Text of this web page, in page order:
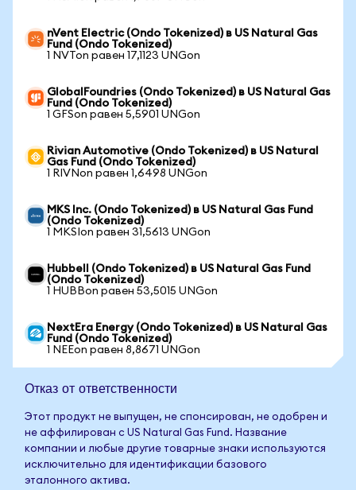
nVent Electric (Ondo Tokenized) в US Natural Gas
Fund (Ondo Tokenized)
1 NVTon равен 17,1123 UNGon
GlobalFoundries (Ondo Tokenized) в US Natural Gas
Fund (Ondo Tokenized)
1 GFSon равен 5,5901 UNGon
Rivian Automotive (Ondo Tokenized) в US Natural
Gas Fund (Ondo Tokenized)
1 RIVNon равен 1,6498 UNGon
MKS Inc. (Ondo Tokenized) в US Natural Gas Fund
(Ondo Tokenized)
1 MKSIon равен 31,5613 UNGon
Hubbell (Ondo Tokenized) в US Natural Gas Fund
(Ondo Tokenized)
1 HUBBon равен 53,5015 UNGon
NextEra Energy (Ondo Tokenized) в US Natural Gas
Fund (Ondo Tokenized)
1 NEEon равен 8,8671 UNGon
Отказ от ответственности
Этот продукт не выпущен, не спонсирован, не одобрен и
не аффилирован с US Natural Gas Fund. Название
компании и любые другие товарные знаки используются
исключительно для идентификации базового
эталонного актива.